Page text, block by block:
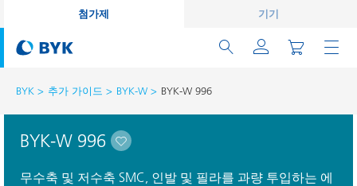
첨가제 기기
BYK 추가 가이드 BYK-W BYK-W 996
BYK-W 996
무수축 및 저수축 SMC, 인발 및 필라를 과량 투입하는 에